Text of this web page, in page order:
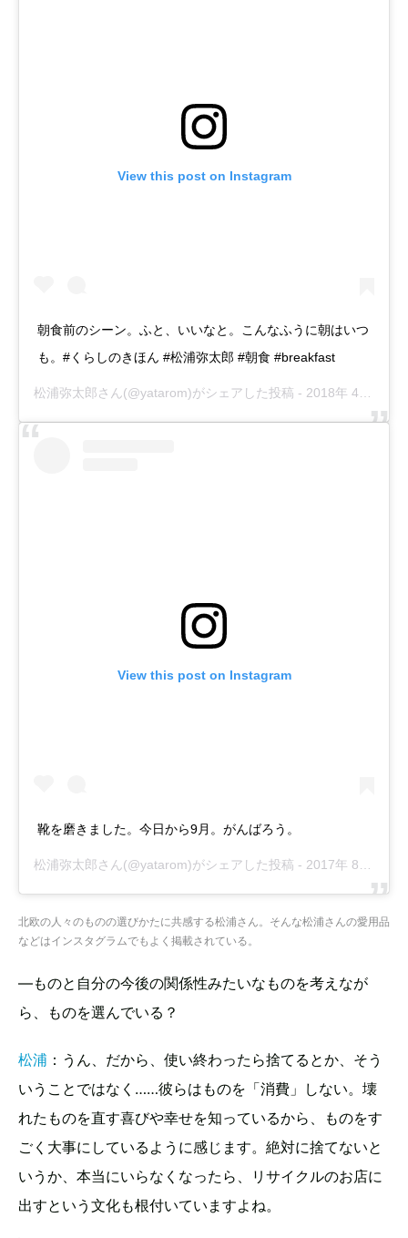
View this post on Instagram
朝食前のシーン。ふと、いいなと。こんなふうに朝はいつ
も。#くらしのきほん #松浦弥太郎 #朝食 #breakfast
松浦弥太郎さん(@yatarom)がシェアした投稿 - 2018年 4月月23日午後5時38分PDT
View this post on Instagram
靴を磨きました。今日から9月。がんばろう。
松浦弥太郎さん(@yatarom)がシェアした投稿 - 2017年 8月月31日午後3時28分PDT
北欧の人々のものの選びかたに共感する松浦さん。そんな松浦さんの愛用品
などはインスタグラムでもよく掲載されている。
—ものと自分の今後の関係性みたいなものを考えなが
ら、ものを選んでいる？
松浦 ：うん、だから、使い終わったら捨てるとか、そう
いうことではなく……彼らはものを「消費」しない。壊
れたものを直す喜びや幸せを知っているから、ものをす
ごく大事にしているように感じます。絶対に捨てないと
いうか、本当にいらなくなったら、リサイクルのお店に
出すという文化も根付いていますよね。